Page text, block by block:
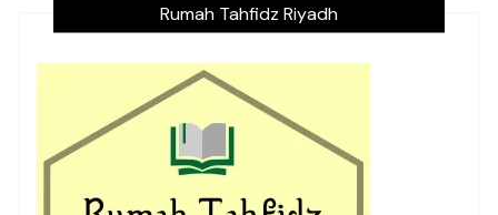
Rumah Tahfidz Riyadh